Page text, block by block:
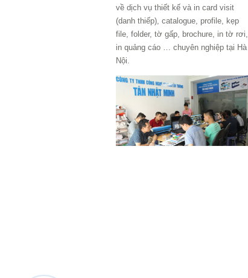
về dịch vụ thiết kế và in card visit
(danh thiếp), catalogue, profile, kẹp
file, folder, tờ gấp, brochure, in tờ rơi,
in quảng cáo … chuyên nghiệp tại Hà
Nội.